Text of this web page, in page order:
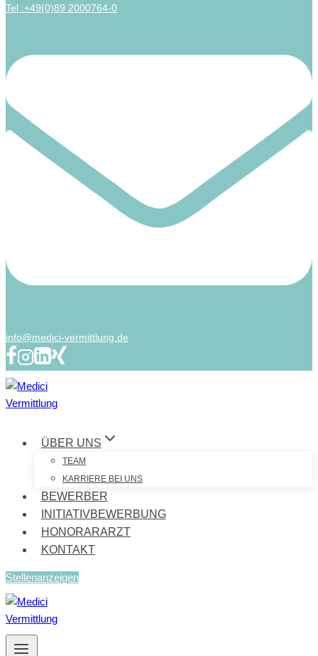
Tel :+49(0)89 2000764-0
info@medici-vermittlung.de
ÜBER UNS
TEAM
KARRIERE BEI UNS
BEWERBER
INITIATIVBEWERBUNG
HONORARARZT
KONTAKT
Stellenanzeigen